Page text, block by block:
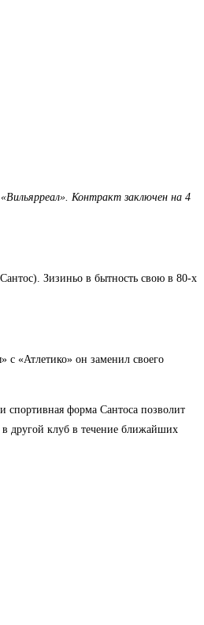
Контракт заключен на 4
Зизиньо в бытность свою в 80-х
с «Атлетико» он заменил своего
спортивная форма Сантоса позволит
в другой клуб в течение ближайших